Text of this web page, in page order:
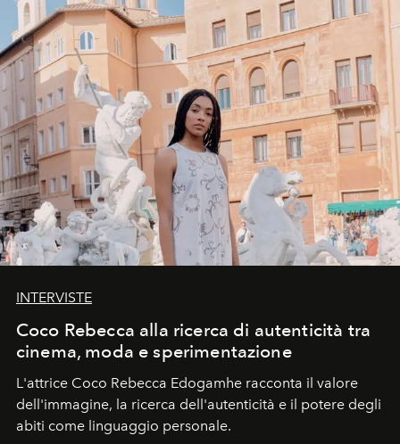
INTERVISTE
Coco Rebecca alla ricerca di autenticità tra
cinema, moda e sperimentazione
L'attrice Coco Rebecca Edogamhe racconta il valore
dell'immagine, la ricerca dell'autenticità e il potere degli
abiti come linguaggio personale.